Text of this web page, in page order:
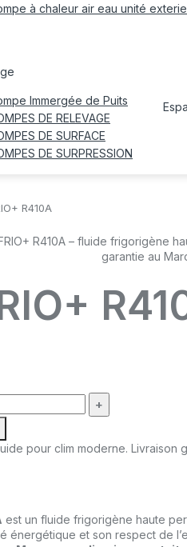
à chaleur air eau unité
Immergée de Puits
DE RELEVAGE
DE SURFACE
DE SURPRESSION
R410A
pour clim moderne.
est un fluide frigorigène haute
énergétique et son respect de